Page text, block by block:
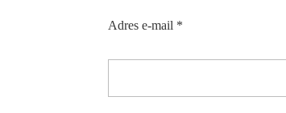
Adres e-mail *